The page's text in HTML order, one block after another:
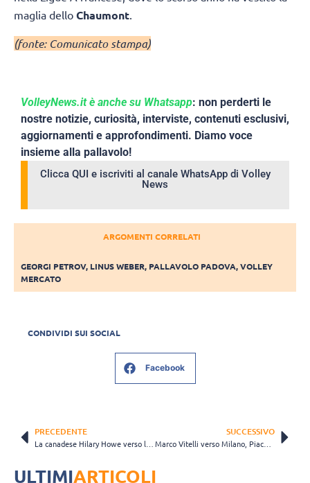
maglia dello Chaumont
(fonte: Comunicato stampa)
VolleyNews.it è anche su Whatsapp: non perderti le
nostre notizie, curiosità, interviste, contenuti esclusivi,
aggiornamenti e approfondimenti. Diamo voce
insieme alla pallavolo!
Clicca QUI e iscriviti al canale WhatsApp di Volley
News
ARGOMENTI CORRELATI
GEORGI PETROV, LINUS WEBER, PALLAVOLO PADOVA,VOLLEY
MERCATO
CONDIVIDI SUI SOCIAL
Facebook
PRECEDENTE SUCCESSIVO
Marco Vitelli verso Milano, Piacenza conferma Cester e Caneschi?
ULTIMIARTICOLI